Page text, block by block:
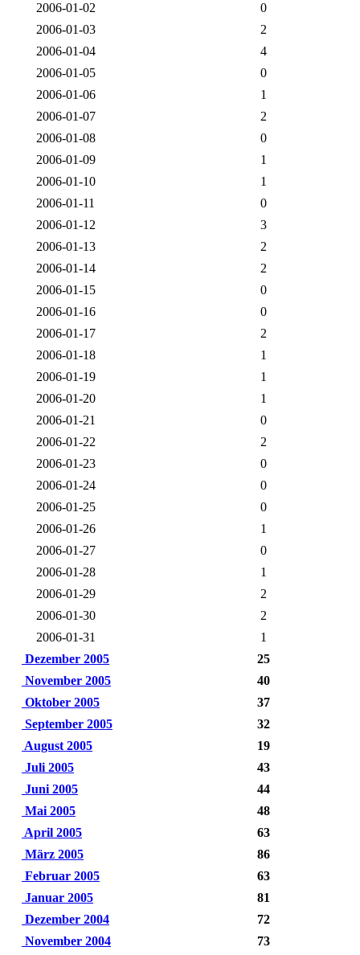
2006-01-02
0
2006-01-03
2
2006-01-04
4
2006-01-05
0
2006-01-06
1
2006-01-07
2
2006-01-08
0
2006-01-09
1
2006-01-10
1
2006-01-11
0
2006-01-12
3
2006-01-13
2
2006-01-14
2
2006-01-15
0
2006-01-16
0
2006-01-17
2
2006-01-18
1
2006-01-19
1
2006-01-20
1
2006-01-21
0
2006-01-22
2
2006-01-23
0
2006-01-24
0
2006-01-25
0
2006-01-26
1
2006-01-27
0
2006-01-28
1
2006-01-29
2
2006-01-30
2
2006-01-31
1
Dezember 2005
25
November 2005
40
Oktober 2005
37
September 2005
32
August 2005
19
Juli 2005
43
Juni 2005
44
Mai 2005
48
April 2005
63
März 2005
86
Februar 2005
63
Januar 2005
81
Dezember 2004
72
November 2004
73